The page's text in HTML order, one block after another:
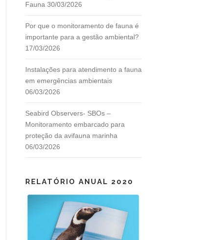
Fauna 30/03/2026
Por que o monitoramento de fauna é
importante para a gestão ambiental?
17/03/2026
Instalações para atendimento a fauna
em emergências ambientais
06/03/2026
Seabird Observers- SBOs –
Monitoramento embarcado para
proteção da avifauna marinha
06/03/2026
RELATÓRIO ANUAL 2020